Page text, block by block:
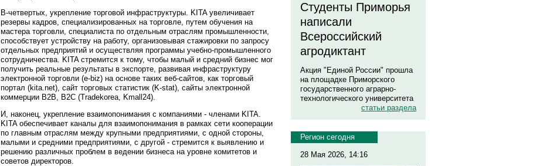
В-четвертых, укрепление торговой инфраструктуры. KITA увеличивает
резервы кадров, специализированных на торговле, путем обучения на
мастера торговли, специалиста по отдельным отраслям промышленности,
способствует устройству на работу, организовывая стажировки по запросу
отдельных предприятий и осуществляя программы учебно-промышленного
сотрудничества. KITA стремится к тому, чтобы малый и средний бизнес мог
получить реальные результаты в экспорте, развивая инфраструктуру
электронной торговли (e-biz) на основе таких веб-сайтов, как торговый
портал (kita.net), сайт торговых статистик (K-stat), сайты электронной
коммерции B2B, B2C (Tradekorea, Kmall24).
И, наконец, укрепление взаимопонимания с компаниями - членами KITA.
KITA обеспечивает каналы для взаимопонимания в рамках сети кооперации
по главным отраслям между крупными предприятиями, с одной стороны,
малыми и средними предприятиями, с другой - стремится к выявлению и
решению различных проблем в ведении бизнеса на уровне комитетов и
советов директоров.
Студенты Приморья
написали
Всероссийский
агродиктант
Акция "Единой России" прошла
на площадке Приморского
государственного аграрно-
технологического университета
статьи раздела
Регион сегодня
28 Мая 2026, 14:16